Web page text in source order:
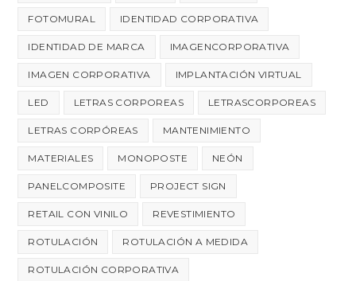
FOTOMURAL IDENTIDAD CORPORATIVA
IDENTIDAD DE MARCA IMAGENCORPORATIVA
IMAGEN CORPORATIVA IMPLANTACIÓN VIRTUAL
LED LETRAS CORPOREAS LETRASCORPOREAS
LETRAS CORPÓREAS MANTENIMIENTO
MATERIALES MONOPOSTE NEÓN
PANELCOMPOSITE PROJECT SIGN
RETAIL CON VINILO REVESTIMIENTO
ROTULACIÓN ROTULACIÓN A MEDIDA
ROTULACIÓN CORPORATIVA